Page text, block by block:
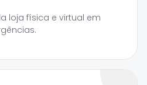
loja física e virtual em